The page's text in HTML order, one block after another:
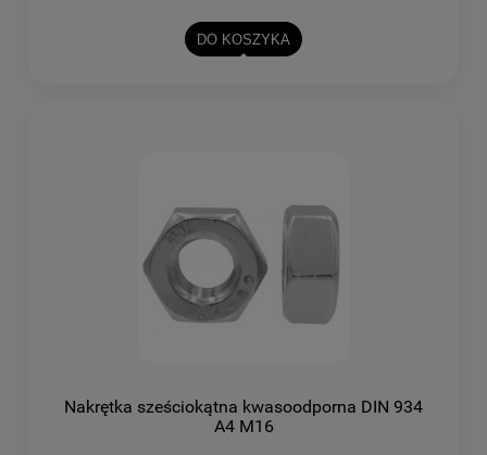
DO KOSZYKA
Nakrętka sześciokątna kwasoodporna DIN 934
A4 M16